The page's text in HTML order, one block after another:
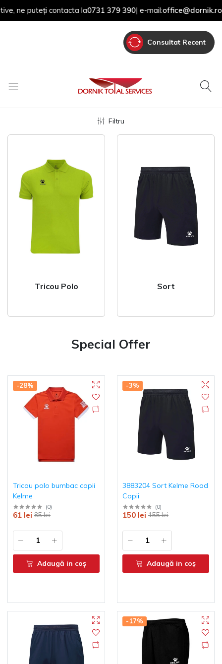
ne puteți contacta la0731 379 390| e-mail:office@dornik.ro
Consultat Recent
Filtru
Tricou Polo Sort
Special Offer
-28%
Tricou polo bumbac copii
Kelme
(0)
85 lei
61 lei
Adaugă in coş
-3%
3883204 Sort Kelme Road
Copii
(0)
155 lei
150 lei
Adaugă in coş
-17%